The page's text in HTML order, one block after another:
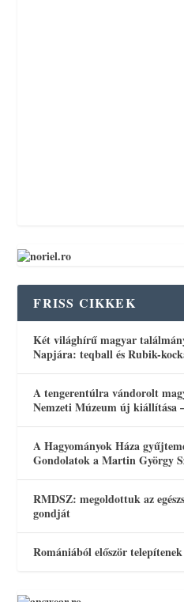
FRISS CIKKEK
Két világhírű magyar
Napjára: teqball és Rubik-
A tengerentúlra vándorolt
Nemzeti Múzeum új kiállítása
A Hagyományok Háza
Gondolatok a Martin György
RMDSZ: megoldottuk az
gondját
Romániából először